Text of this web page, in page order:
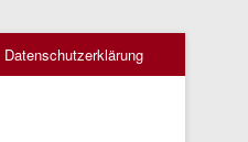
Datenschutzerklärung